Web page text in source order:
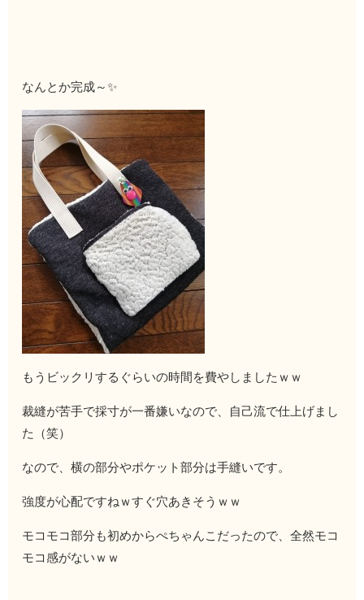
なんとか完成～✨
もうビックリするぐらいの時間を費やしましたｗｗ
裁縫が苦手で採寸が一番嫌いなので、自己流で仕上げまし
た（笑）
なので、横の部分やポケット部分は手縫いです。
強度が心配ですねｗすぐ穴あきそうｗｗ
モコモコ部分も初めからぺちゃんこだったので、全然モコ
モコ感がないｗｗ